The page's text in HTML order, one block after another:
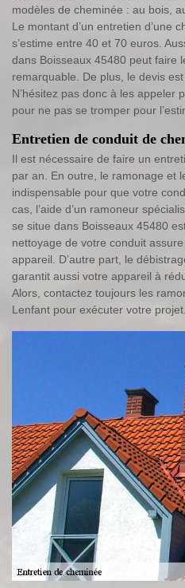
modèles de cheminée : au bois,
Le montant d’un entretien d’une
s’estime entre 40 et 70 euros.
dans Boisseaux 45480 peut faire
remarquable. De plus, le devis
N’hésitez pas donc à les appeler
pour ne pas se tromper pour
Entretien de conduit de
Il est nécessaire de faire un
par an. En outre, le ramonage et
indispensable pour que votre
cas, l’aide d’un ramoneur
se situe dans Boisseaux 45480
nettoyage de votre conduit
appareil. D’autre part, le
garantit aussi votre appareil à
Alors, contactez toujours les
Lenfant pour exécuter votre projet.